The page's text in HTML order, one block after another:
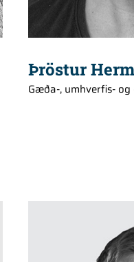
Þröstur
Gæða-, umhverfis-